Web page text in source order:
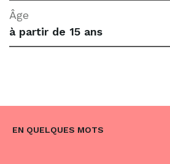
Âge
à partir de 15 ans
EN QUELQUES MOTS